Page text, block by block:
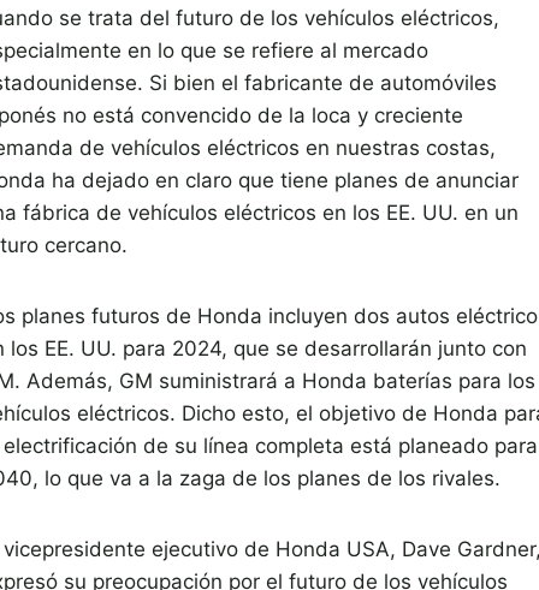
se trata del futuro de los vehículos eléctricos,
en lo que se refiere al mercado
Si bien el fabricante de automóviles
no está convencido de la loca y creciente
de vehículos eléctricos en nuestras costas,
ha dejado en claro que tiene planes de anunciar
fábrica de vehículos eléctricos en los EE. UU. en un
cercano.
planes futuros de Honda incluyen dos autos
los EE. UU. para 2024, que se desarrollarán junto con
Además, GM suministrará a Honda baterías para los
eléctricos. Dicho esto, el objetivo de Honda
de su línea completa está planeado para
lo que va a la zaga de los planes de los rivales.
vicepresidente ejecutivo de Honda USA, Dave
su preocupación por el futuro de los vehículos